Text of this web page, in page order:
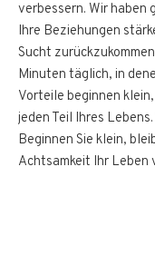
verbessern. Wir haben
Ihre Beziehungen
Sucht
Minuten täglich, in
Vorteile beginnen
jeden Teil Ihres
Beginnen Sie klein,
Achtsamkeit Ihr Leben